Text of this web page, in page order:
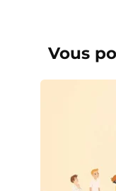
Vous